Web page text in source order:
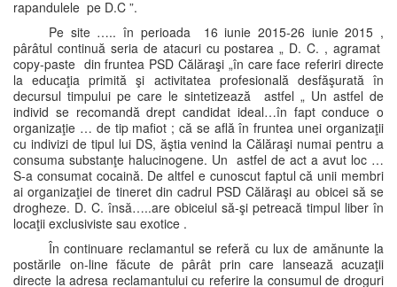
rapandulele pe D.C ”.
Pe site ….. în perioada 16 iunie 2015-26 iunie 2015 ,
pârâtul continuă seria de atacuri cu postarea „ D. C. , agramat
copy-paste din fruntea PSD Călăraşi „în care face referiri directe
la educaţia primită şi activitatea profesională desfăşurată în
decursul timpului pe care le sintetizează astfel „ Un astfel de
individ se recomandă drept candidat ideal…în fapt conduce o
organizaţie … de tip mafiot ; că se află în fruntea unei organizaţii
cu indivizi de tipul lui DS, ăştia venind la Călăraşi numai pentru a
consuma substanţe halucinogene. Un astfel de act a avut loc …
S-a consumat cocaină. De altfel e cunoscut faptul că unii membri
ai organizaţiei de tineret din cadrul PSD Călăraşi au obicei să se
drogheze. D. C. însă…..are obiceiul să-şi petreacă timpul liber în
locaţii exclusiviste sau exotice .
În continuare reclamantul se referă cu lux de amănunte la
postările on-line făcute de pârât prin care lansează acuzaţii
directe la adresa reclamantului cu referire la consumul de droguri